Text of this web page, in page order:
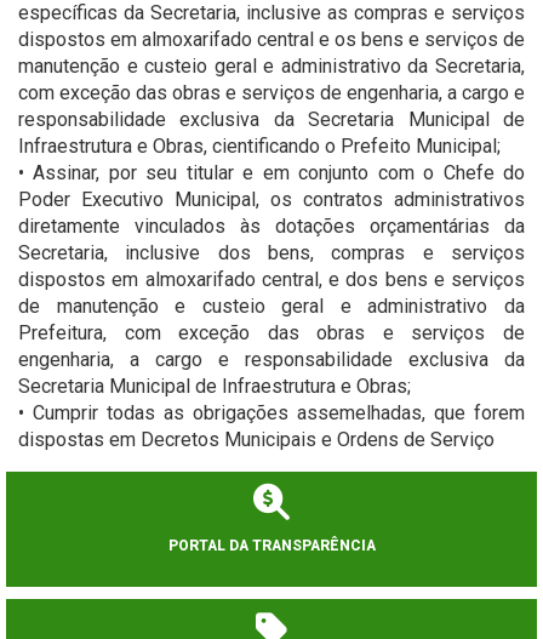
específicas da Secretaria, inclusive as compras e serviços
dispostos em almoxarifado central e os bens e serviços de
manutenção e custeio geral e administrativo da Secretaria,
com exceção das obras e serviços de engenharia, a cargo e
responsabilidade exclusiva da Secretaria Municipal de
Infraestrutura e Obras, cientificando o Prefeito Municipal;
• Assinar, por seu titular e em conjunto com o Chefe do
Poder Executivo Municipal, os contratos administrativos
diretamente vinculados às dotações orçamentárias da
Secretaria, inclusive dos bens, compras e serviços
dispostos em almoxarifado central, e dos bens e serviços
de manutenção e custeio geral e administrativo da
Prefeitura, com exceção das obras e serviços de
engenharia, a cargo e responsabilidade exclusiva da
Secretaria Municipal de Infraestrutura e Obras;
• Cumprir todas as obrigações assemelhadas, que forem
dispostas em Decretos Municipais e Ordens de Serviço
PORTAL DA TRANSPARÊNCIA